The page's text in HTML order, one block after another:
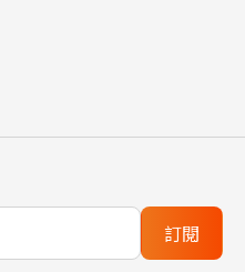
訂閱